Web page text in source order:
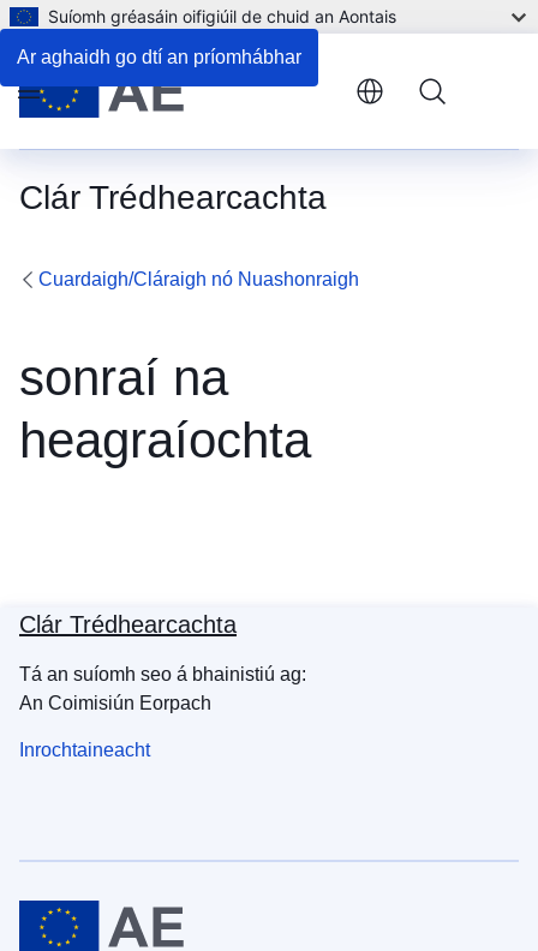
Ar aghaidh go dtí an príomhábhar
Suíomh gréasáin oifigiúil de chuid an Aontais
Clár Trédhearcachta
Menu
Cuardaigh/Cláraigh nó Nuashonraigh
sonraí na
heagraíochta
Clár Trédhearcachta
Tá an suíomh seo á bhainistiú ag:
An Coimisiún Eorpach
Inrochtaineacht